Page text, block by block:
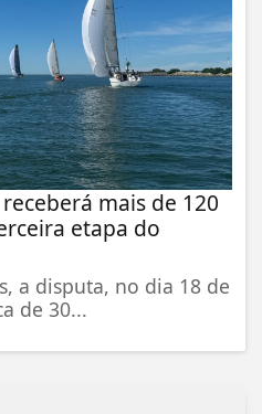
mais de 120
etapa do
a disputa, no dia 18 de
de 30...